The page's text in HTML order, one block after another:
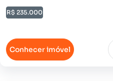
R$ 235.000
Conhecer imóvel